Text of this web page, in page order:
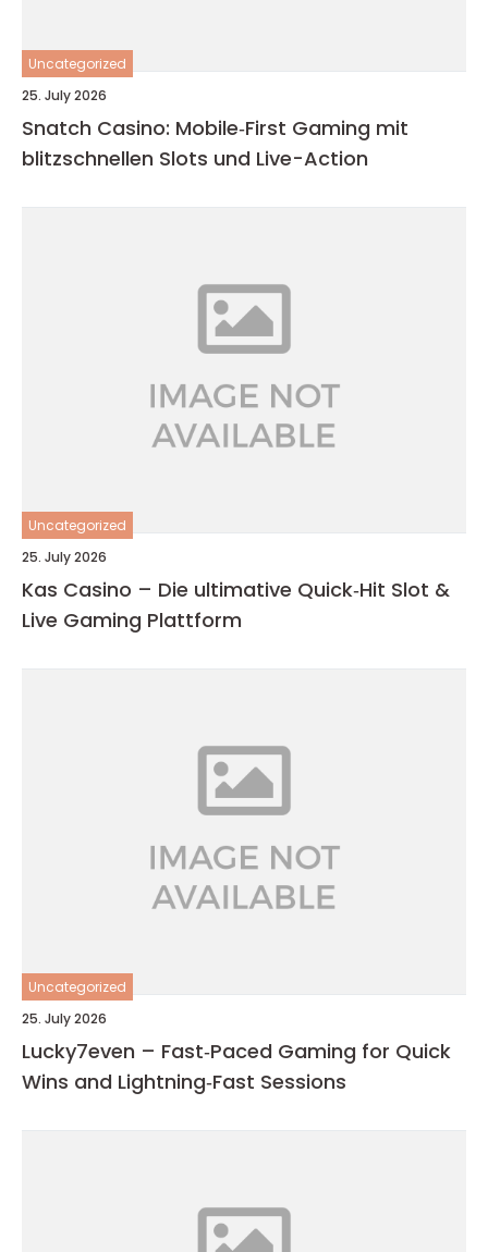
Uncategorized
25. July 2026
Snatch Casino: Mobile‑First Gaming mit
blitzschnellen Slots und Live-Action
Uncategorized
25. July 2026
Kas Casino – Die ultimative Quick‑Hit Slot &
Live Gaming Plattform
Uncategorized
25. July 2026
Lucky7even – Fast‑Paced Gaming for Quick
Wins and Lightning‑Fast Sessions